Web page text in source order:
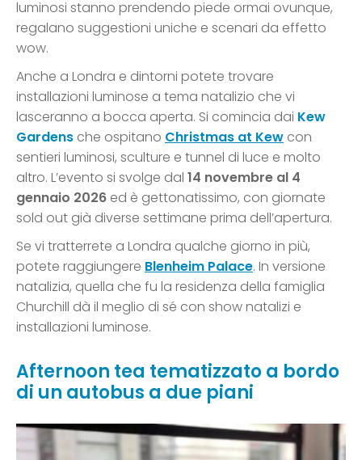
luminosi stanno prendendo piede ormai ovunque,
regalano suggestioni uniche e scenari da effetto
wow.
Anche a Londra e dintorni potete trovare
installazioni luminose a tema natalizio che vi
lasceranno a bocca aperta. Si comincia dai Kew
Gardens che ospitano Christmas at Kew con
sentieri luminosi, sculture e tunnel di luce e molto
altro. L’evento si svolge dal 14 novembre al 4
gennaio 2026 ed è gettonatissimo, con giornate
sold out già diverse settimane prima dell’apertura.
Se vi tratterrete a Londra qualche giorno in più,
potete raggiungere Blenheim Palace. In versione
natalizia, quella che fu la residenza della famiglia
Churchill dà il meglio di sé con show natalizi e
installazioni luminose.
Afternoon tea tematizzato a bordo
di un autobus a due piani